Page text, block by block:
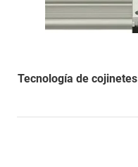
Tecnología de cojinetes